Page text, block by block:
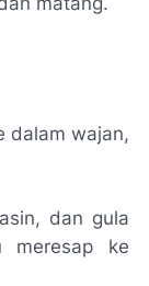
dalam wajan,
dan gula
meresap ke